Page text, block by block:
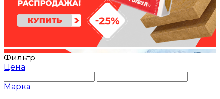
Фильтр
Цена
Марка